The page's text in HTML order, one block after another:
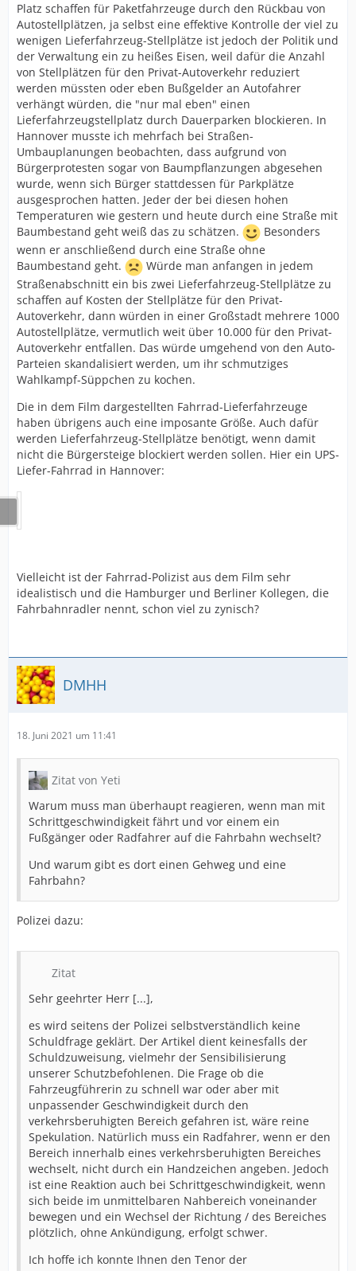
Platz schaffen für Paketfahrzeuge durch den Rückbau von
Autostellplätzen, ja selbst eine effektive Kontrolle der viel zu
wenigen Lieferfahrzeug-Stellplätze ist jedoch der Politik und
der Verwaltung ein zu heißes Eisen, weil dafür die Anzahl
von Stellplätzen für den Privat-Autoverkehr reduziert
werden müssten oder eben Bußgelder an Autofahrer
verhängt würden, die "nur mal eben" einen
Lieferfahrzeugstellplatz durch Dauerparken blockieren. In
Hannover musste ich mehrfach bei Straßen-
Umbauplanungen beobachten, dass aufgrund von
Bürgerprotesten sogar von Baumpflanzungen abgesehen
wurde, wenn sich Bürger stattdessen für Parkplätze
ausgesprochen hatten. Jeder der bei diesen hohen
Temperaturen wie gestern und heute durch eine Straße mit
Baumbestand geht weiß das zu schätzen.
Besonders
wenn er anschließend durch eine Straße ohne
Baumbestand geht.
Würde man anfangen in jedem
Straßenabschnitt ein bis zwei Lieferfahrzeug-Stellplätze zu
schaffen auf Kosten der Stellplätze für den Privat-
Autoverkehr, dann würden in einer Großstadt mehrere 1000
Autostellplätze, vermutlich weit über 10.000 für den Privat-
Autoverkehr entfallen. Das würde umgehend von den Auto-
Parteien skandalisiert werden, um ihr schmutziges
Wahlkampf-Süppchen zu kochen.
Die in dem Film dargestellten Fahrrad-Lieferfahrzeuge
haben übrigens auch eine imposante Größe. Auch dafür
werden Lieferfahrzeug-Stellplätze benötigt, wenn damit
nicht die Bürgersteige blockiert werden sollen. Hier ein UPS-
Liefer-Fahrrad in Hannover:
Vielleicht ist der Fahrrad-Polizist aus dem Film sehr
idealistisch und die Hamburger und Berliner Kollegen, die
Fahrbahnradler nennt, schon viel zu zynisch?
DMHH
18. Juni 2021 um 11:41
Zitat von Yeti
Warum muss man überhaupt reagieren, wenn man mit
Schrittgeschwindigkeit fährt und vor einem ein
Fußgänger oder Radfahrer auf die Fahrbahn wechselt?
Und warum gibt es dort einen Gehweg und eine
Fahrbahn?
Polizei dazu:
Zitat
Sehr geehrter Herr [...],
es wird seitens der Polizei selbstverständlich keine
Schuldfrage geklärt. Der Artikel dient keinesfalls der
Schuldzuweisung, vielmehr der Sensibilisierung
unserer Schutzbefohlenen. Die Frage ob die
Fahrzeugführerin zu schnell war oder aber mit
unpassender Geschwindigkeit durch den
verkehrsberuhigten Bereich gefahren ist, wäre reine
Spekulation. Natürlich muss ein Radfahrer, wenn er den
Bereich innerhalb eines verkehrsberuhigten Bereiches
wechselt, nicht durch ein Handzeichen angeben. Jedoch
ist eine Reaktion auch bei Schrittgeschwindigkeit, wenn
sich beide im unmittelbaren Nahbereich voneinander
bewegen und ein Wechsel der Richtung / des Bereiches
plötzlich, ohne Ankündigung, erfolgt schwer.
Ich hoffe ich konnte Ihnen den Tenor der